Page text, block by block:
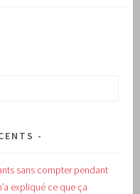
sans compter pendant
expliqué ce que ça